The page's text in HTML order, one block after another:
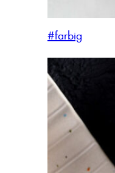
#farbig